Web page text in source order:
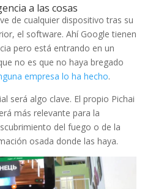
a las cosas
de cualquier dispositivo tras su
el software. Ahí Google tienen
pero está entrando en un
no es que no haya bregado
empresa lo ha hecho.
será algo clave. El propio Pichai
más relevante para la
del fuego o de la
osada donde las haya.